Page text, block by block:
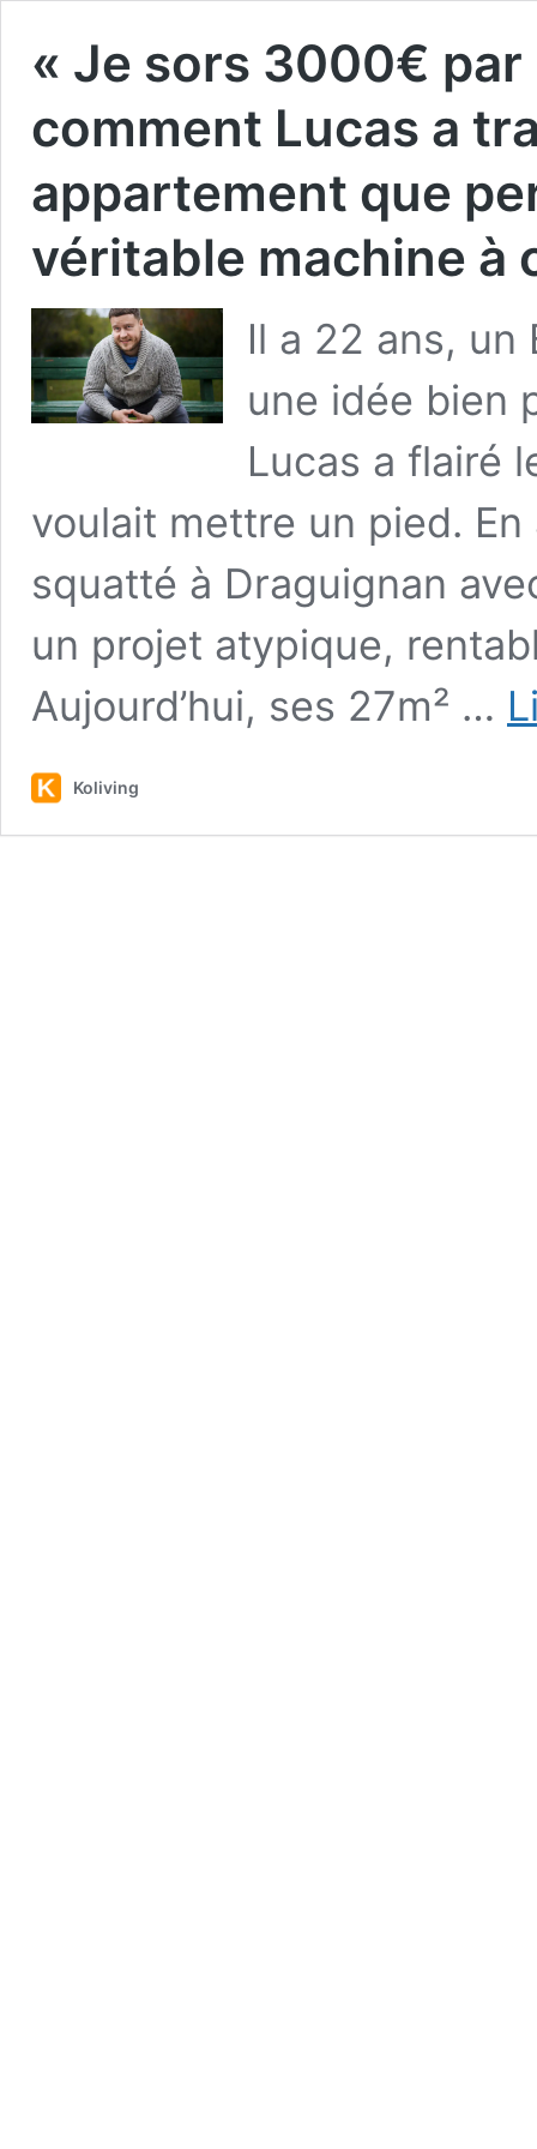
« Je sors 3000€ par
comment Lucas a
appartement que
véritable machine à
Il a 22 ans, un
une idée bien
Lucas a flairé
voulait mettre un pied.
squatté à Draguignan
un projet atypique,
Aujourd’hui, ses 27m² …
Koliving